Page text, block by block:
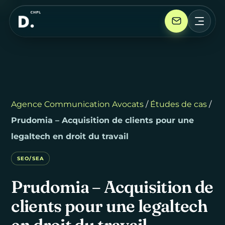
Agence Communication Avocats / Études de cas /
Prudomia – Acquisition de clients pour une
legaltech en droit du travail
SEO/SEA
Prudomia–Acquisitionde
clientspourunelegaltech